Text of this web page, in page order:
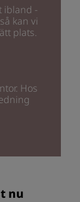
ibland -
kan vi
plats.
Hos
nu